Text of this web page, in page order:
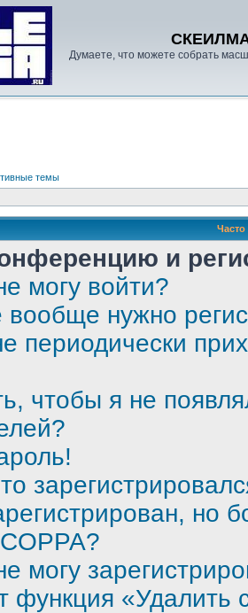
Думаете, что можете собрать
темы
и
могу войти?
нужно
периодически
чтобы я не
но
могу
функция «Удалить